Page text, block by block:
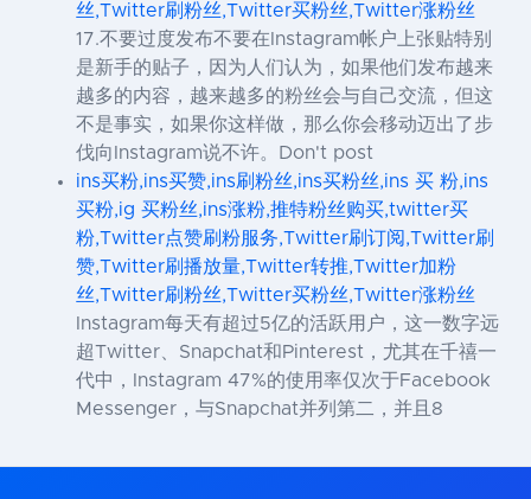
丝,Twitter刷粉丝,Twitter买粉丝,Twitter涨粉丝
17.不要过度发布不要在Instagram帐户上张贴特别
是新手的贴子，因为人们认为，如果他们发布越来
越多的内容，越来越多的粉丝会与自己交流，但这
不是事实，如果你这样做，那么你会移动迈出了步
伐向Instagram说不许。Don't post
ins买粉,ins买赞,ins刷粉丝,ins买粉丝,ins 买 粉,ins
买粉,ig 买粉丝,ins涨粉,推特粉丝购买,twitter买
粉,Twitter点赞刷粉服务,Twitter刷订阅,Twitter刷
赞,Twitter刷播放量,Twitter转推,Twitter加粉
丝,Twitter刷粉丝,Twitter买粉丝,Twitter涨粉丝
Instagram每天有超过5亿的活跃用户，这一数字远
超Twitter、Snapchat和Pinterest，尤其在千禧一
代中，Instagram 47%的使用率仅次于Facebook
Messenger，与Snapchat并列第二，并且8